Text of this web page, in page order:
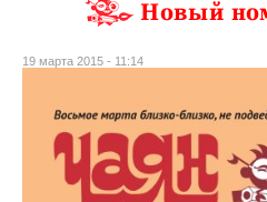
Новый
19 марта 2015 - 11:14